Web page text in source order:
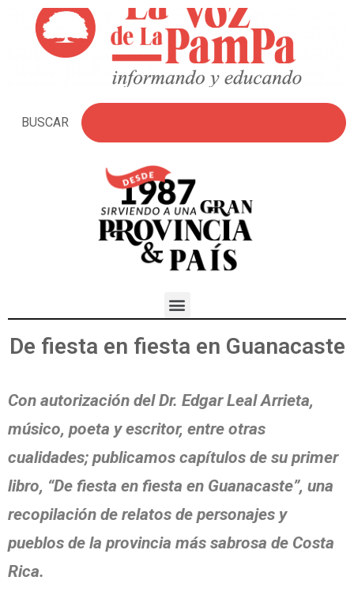
BUSCAR
De fiesta en fiesta en Guanacaste
Con autorización del Dr. Edgar Leal Arrieta,
músico, poeta y escritor, entre otras
cualidades; publicamos capítulos de su primer
libro, “De fiesta en fiesta en Guanacaste”, una
recopilación de relatos de personajes y
pueblos de la provincia más sabrosa de Costa
Rica.